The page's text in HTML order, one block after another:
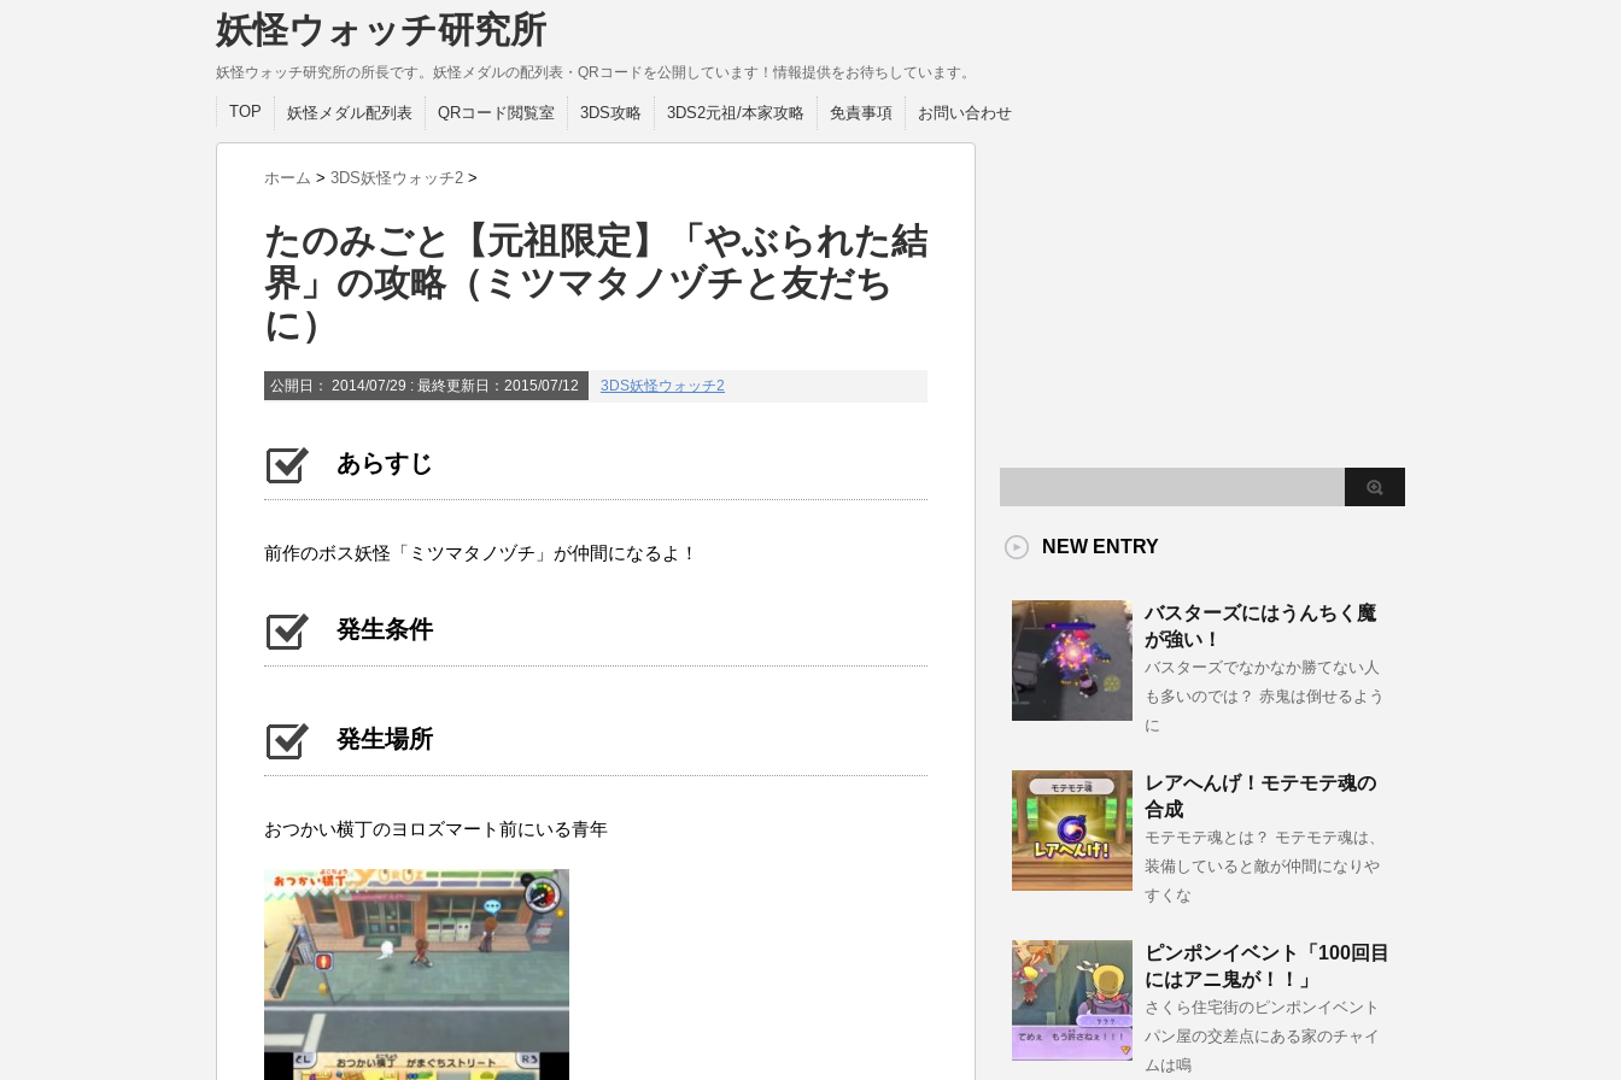
妖怪ウォッチ研究所
妖怪ウォッチ研究所の所長です。妖怪メダルの配列表・QRコードを公開しています！情報提供をお待ちしています。
TOP 妖怪メダル配列表 QRコード閲覧室 3DS攻略 3DS2元祖/本家攻略 免責事項 お問い合わせ
ホーム > 3DS妖怪ウォッチ2 >
たのみごと【元祖限定】「やぶられた結
界」の攻略（ミツマタノヅチと友だち
に）
公開日： 2014/07/29 : 最終更新日：2015/07/12 3DS妖怪ウォッチ2
あらすじ
前作のボス妖怪「ミツマタノヅチ」が仲間になるよ！
発生条件
発生場所
おつかい横丁のヨロズマート前にいる青年
NEW ENTRY
バスターズにはうんちく魔
が強い！
バスターズでなかなか勝てない人
も多いのでは？ 赤鬼は倒せるよう
に
レアへんげ！モテモテ魂の
合成
モテモテ魂とは？ モテモテ魂は、
装備していると敵が仲間になりや
すくな
ピンポンイベント「100回目
にはアニ鬼が！！」
さくら住宅街のピンポンイベント
パン屋の交差点にある家のチャイ
ムは鳴